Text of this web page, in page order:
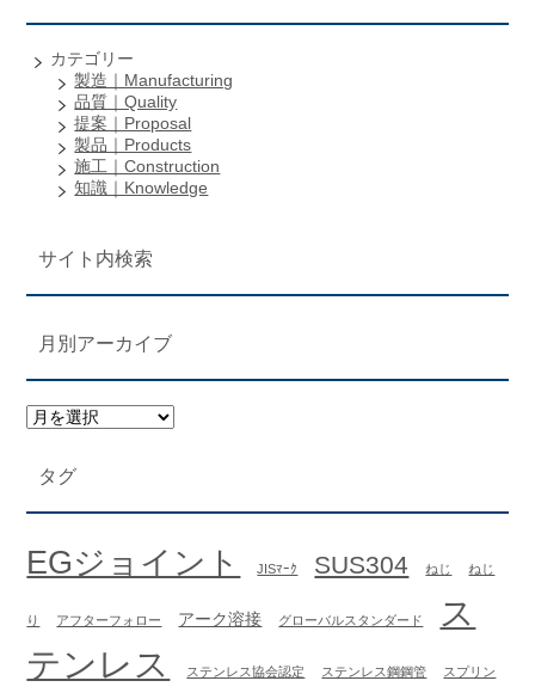
カテゴリー
製造｜Manufacturing
品質｜Quality
提案｜Proposal
製品｜Products
施工｜Construction
知識｜Knowledge
サイト内検索
月別アーカイブ
タグ
EGジョイント JISﾏｰｸ SUS304 ねじ ねじ
り アフターフォロー アーク溶接 グローバルスタンダード
ス
テンレス
ステンレス協会認定 ステンレス鋼鋼管 スプリン